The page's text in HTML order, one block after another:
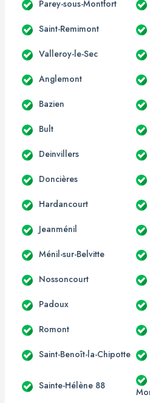
Parey-sous-Montfort
Saint-Remimont
Valleroy-le-Sec
Anglemont
Bazien
Bult
Deinvillers
Doncières
Hardancourt
Jeanménil
Ménil-sur-Belvitte
Nossoncourt
Padoux
Romont
Saint-Benoît-la-Chipotte
Sainte-Hélène 88